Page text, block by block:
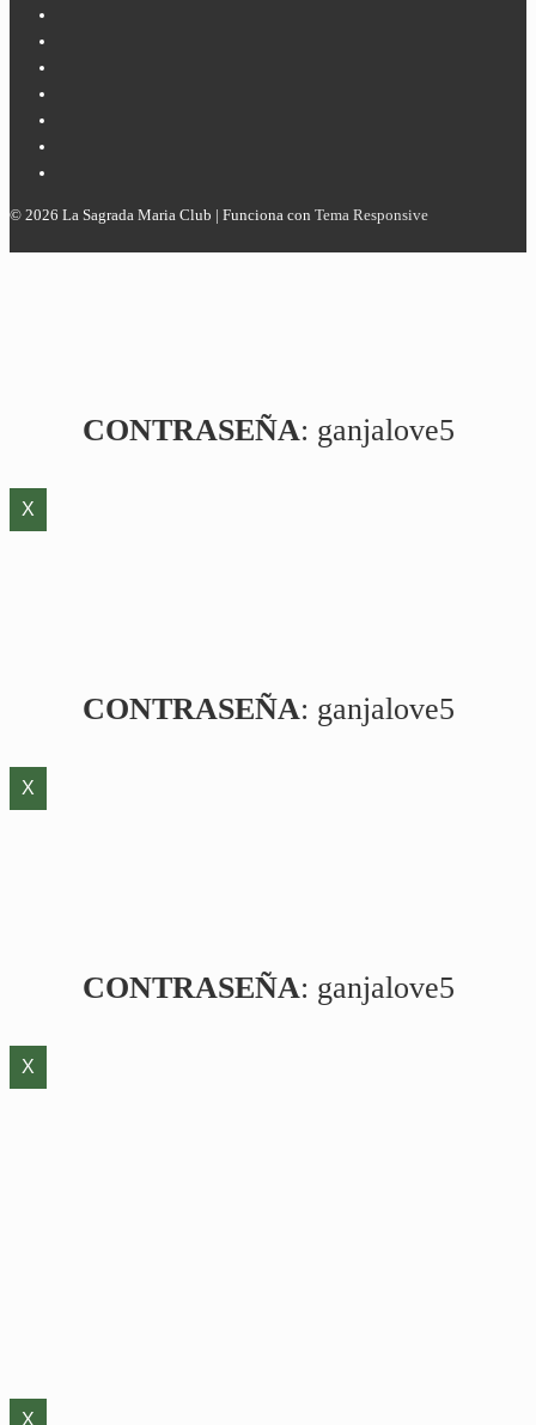
página
© 2026 La Sagrada Maria Club | Funciona con Tema Responsive
CONTRASEÑA: ganjalove5
X
CONTRASEÑA: ganjalove5
X
CONTRASEÑA: ganjalove5
X
X